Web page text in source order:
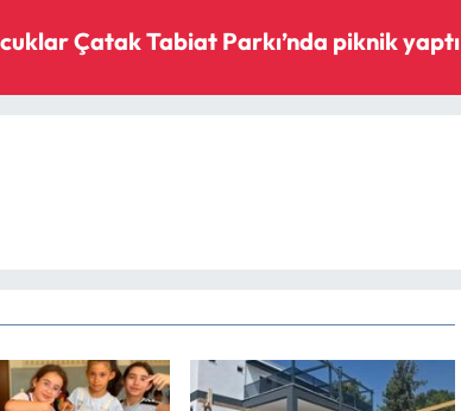
Çatak Tabiat Parkı’nda piknik yaptı